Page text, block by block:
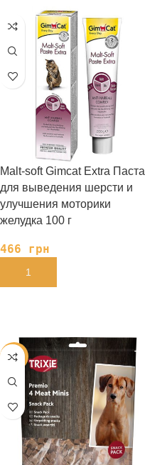
Malt-soft Gimcat Extra Паста
для выведения шерсти и
улучшения моторики
желудка 100 г
466 грн
В КОРЗИНУ
-28%